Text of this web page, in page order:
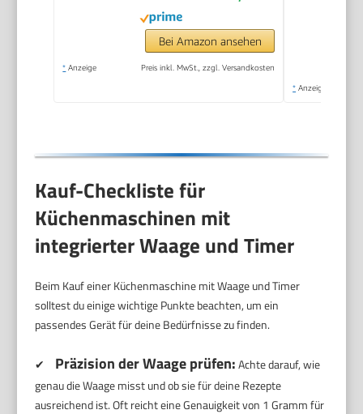
mit Knethaken,
Rührhaken &
Schneebesen, ideal
Bei Amazon ansehen
* Anzeige Preis inkl. MwSt., zzgl. Versandkosten
* Anzeige
Kauf-Checkliste für
Küchenmaschinen mit
integrierter Waage und Timer
Beim Kauf einer Küchenmaschine mit Waage und Timer
solltest du einige wichtige Punkte beachten, um ein
passendes Gerät für deine Bedürfnisse zu finden.
✔ Präzision der Waage prüfen:Achte darauf, wie
genau die Waage misst und ob sie für deine Rezepte
ausreichend ist. Oft reicht eine Genauigkeit von 1 Gramm für